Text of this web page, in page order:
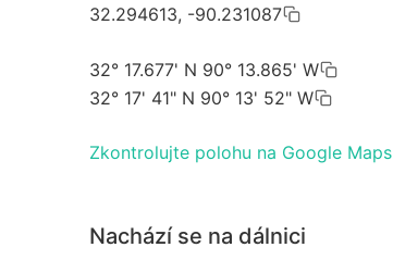
32.294613, -90.231087
32° 17.677' N 90° 13.865' W
32° 17' 41" N 90° 13' 52" W
Zkontrolujte polohu na Google Maps
Nachází se na dálnici